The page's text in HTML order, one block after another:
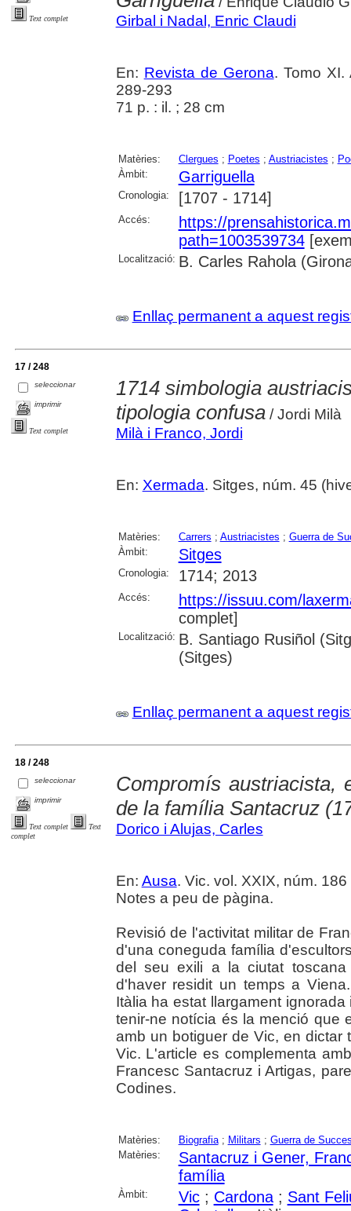
Text complet
Girbal i Nadal, Enric Claudi
En: Revista de Gerona. Tomo XI.
289-293
71 p. : il. ; 28 cm
Matèries: Clergues ; Poetes ; Austriacistes ;
Àmbit:
Garriguella
Cronologia: [1707 - 1714]
Accés:
https://
path=1003539734
Localització: B. Carles Rahola
Enllaç permanent a aquest
17 / 248
seleccionar
imprimir
Text complet
1714 simbologia
tipologia confusa/ Jordi Milà
Milà i Franco, Jordi
En: Xermada. Sitges, núm. 45
Matèries: Carrers ; Austriacistes ; Guerra de
Àmbit:
Sitges
Cronologia: 1714; 2013
Accés:
https://issuu.com/
complet]
Localització: B. Santiago Rusiñol
(Sitges)
Enllaç permanent a aquest
18 / 248
seleccionar
imprimir
Text complet
Text
complet
Compromís
de la família Santacruz
Dorico i Alujas, Carles
En: Ausa. Vic. vol. XXIX, núm.
Notes a peu de pàgina.
Revisió de l'activitat militar de
d'una coneguda família
del seu exili a la ciutat toscana
d'haver residit un temps a
Itàlia ha estat llargament
tenir-ne notícia és la menció que
amb un botiguer de Vic, en dictar
Vic. L'article es complementa
Francesc Santacruz i Artigas,
Codines.
Matèries: Biografia; Militars ; Guerra de
Matèries:
Santacruz i Gener,
família
Àmbit: Vic; Cardona; Sant